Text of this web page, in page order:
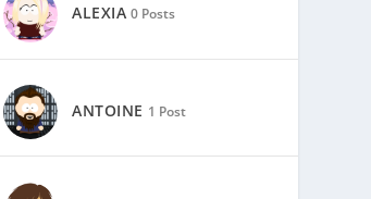
ALEXIA 0 Posts
ANTOINE 1 Post